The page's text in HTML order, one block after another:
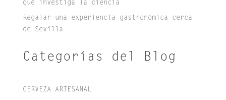
qué investiga la ciencia
Regalar una experiencia gastronómica cerca
de Sevilla
Categorías del Blog
CERVEZA ARTESANAL